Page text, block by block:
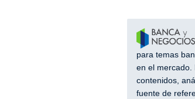
para temas
en el mercado.
contenidos,
fuente de